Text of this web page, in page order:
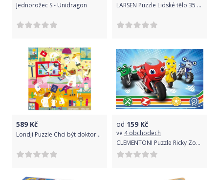
Jednorožec S - Unidragon LARSEN Puzzle Lidské tělo 35 dílků
589 Kč
Londji Puzzle Chci být doktorem
od 159 Kč
ve 4 obchodech
CLEMENTONI Puzzle Ricky Zoom 104 dílků